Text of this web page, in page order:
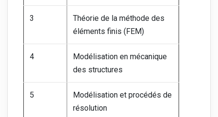
3
Théorie de la méthode des
éléments finis (FEM)
4
Modélisation en mécanique
des structures
5
Modélisation et procédés de
résolution